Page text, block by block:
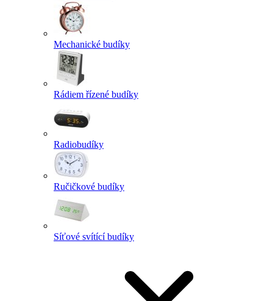
Mechanické budíky
Rádiem řízené budíky
Radiobudíky
Ručičkové budíky
Síťové svítící budíky